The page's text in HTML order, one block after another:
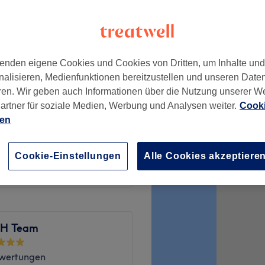
5 €
15 €
Team
eigene Cookies und Cookies von Dritten, um Inhalte
Medienfunktionen bereitzustellen und unseren
Wir geben auch Informationen über die Nutzung unserer
für soziale Medien, Werbung und Analysen weiter.
Cookie-Einstellungen Alle Cookies akzeptieren